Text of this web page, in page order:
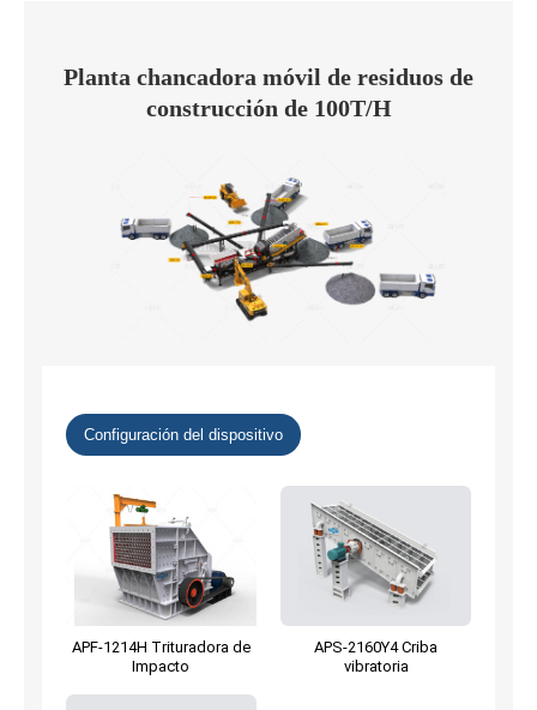
Planta chancadora móvil de residuos de
construcción de 100T/H
Configuración del dispositivo
APF-1214H Trituradora de
Impacto
APS-2160Y4 Criba
vibratoria